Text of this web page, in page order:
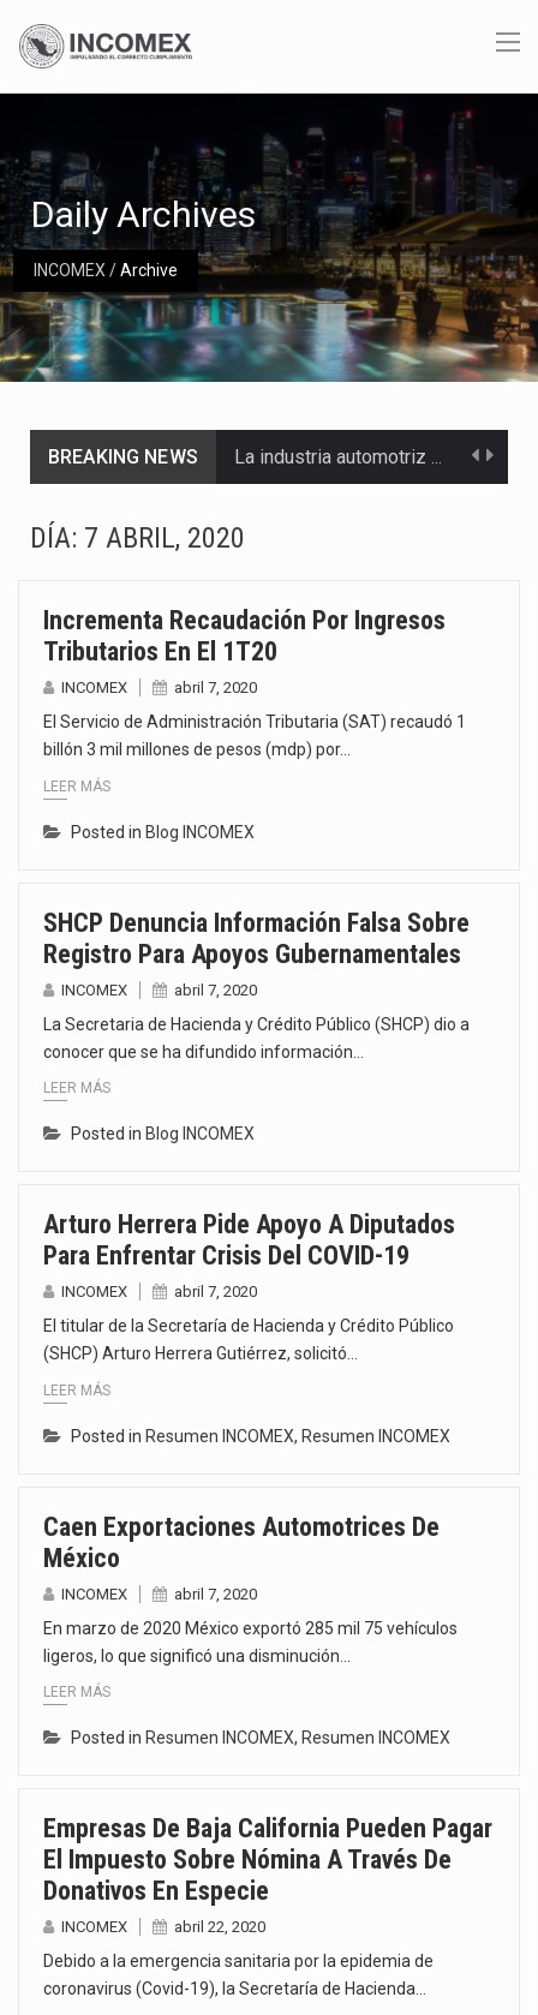
INCOMEX/Archive
Daily Archives
BREAKING NEWS
El Departamento de Agricultura de Estados Unidos (USDA) suspendió el 5 de agosto de 2026…
La industria manufacturera de exportación afiliada a Index en Nuevo León ha alcanzado hasta 10%…
El Gobierno de Estados Unidos ha procesado la devolución de aproximadamente 100,000 millones de dólares…
DÍA: 7 ABRIL, 2020
Incrementa Recaudación Por Ingresos
Tributarios En El 1T20
INCOMEX abril 7, 2020
El Servicio de Administración Tributaria (SAT) recaudó 1
billón 3 mil millones de pesos (mdp) por…
LEER MÁS
Posted in Blog INCOMEX
SHCP Denuncia Información Falsa Sobre
Registro Para Apoyos Gubernamentales
INCOMEX abril 7, 2020
La Secretaria de Hacienda y Crédito Público (SHCP) dio a
conocer que se ha difundido información…
LEER MÁS
Posted in Blog INCOMEX
Arturo Herrera Pide Apoyo A Diputados
Para Enfrentar Crisis Del COVID-19
INCOMEX abril 7, 2020
El titular de la Secretaría de Hacienda y Crédito Público
(SHCP) Arturo Herrera Gutiérrez, solicitó…
LEER MÁS
Posted in Resumen INCOMEX, Resumen INCOMEX
Caen Exportaciones Automotrices De
México
INCOMEX abril 7, 2020
En marzo de 2020 México exportó 285 mil 75 vehículos
ligeros, lo que significó una disminución…
LEER MÁS
Posted in Resumen INCOMEX, Resumen INCOMEX
Empresas De Baja California Pueden Pagar
El Impuesto Sobre Nómina A Través De
Donativos En Especie
INCOMEX abril 22, 2020
Debido a la emergencia sanitaria por la epidemia de
coronavirus (Covid-19), la Secretaría de Hacienda…